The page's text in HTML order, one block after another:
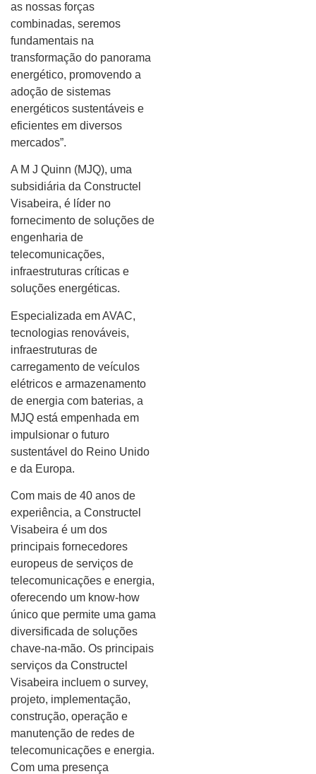
as nossas forças
combinadas, seremos
fundamentais na
transformação do panorama
energético, promovendo a
adoção de sistemas
energéticos sustentáveis e
eficientes em diversos
mercados”.
A M J Quinn (MJQ), uma
subsidiária da Constructel
Visabeira, é líder no
fornecimento de soluções de
engenharia de
telecomunicações,
infraestruturas críticas e
soluções energéticas.
Especializada em AVAC,
tecnologias renováveis,
infraestruturas de
carregamento de veículos
elétricos e armazenamento
de energia com baterias, a
MJQ está empenhada em
impulsionar o futuro
sustentável do Reino Unido
e da Europa.
Com mais de 40 anos de
experiência, a Constructel
Visabeira é um dos
principais fornecedores
europeus de serviços de
telecomunicações e energia,
oferecendo um know-how
único que permite uma gama
diversificada de soluções
chave-na-mão. Os principais
serviços da Constructel
Visabeira incluem o survey,
projeto, implementação,
construção, operação e
manutenção de redes de
telecomunicações e energia.
Com uma presença